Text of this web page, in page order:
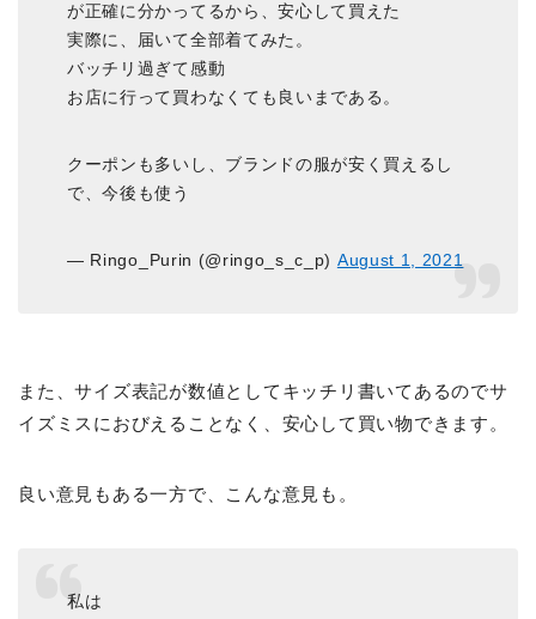
が正確に分かってるから、安心して買えた
実際に、届いて全部着てみた。
バッチリ過ぎて感動
お店に行って買わなくても良いまである。
クーポンも多いし、ブランドの服が安く買えるし
で、今後も使う
— Ringo_Purin (@ringo_s_c_p) August 1, 2021
また、サイズ表記が数値としてキッチリ書いてあるのでサ
イズミスにおびえることなく、安心して買い物できます。
良い意見もある一方で、こんな意見も。
私は